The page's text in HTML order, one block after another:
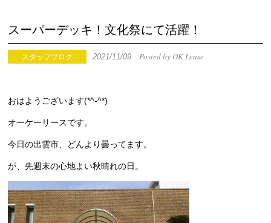
スーパーデッキ！文化祭にて活躍！
スタッフブログ 2021/11/09Posted by OK Lease
おはようございます(*^-^*)
オーケーリースです。
今日の出雲市、どんより曇ってます。
が、先週末の心地よい秋晴れの日。